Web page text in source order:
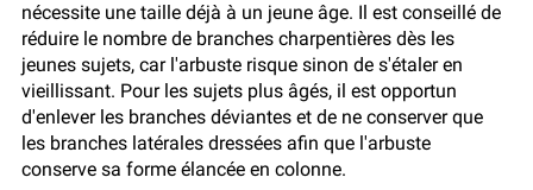
nécessite une taille déjà à un jeune âge. Il est conseillé de
réduire le nombre de branches charpentières dès les
jeunes sujets, car l'arbuste risque sinon de s'étaler en
vieillissant. Pour les sujets plus âgés, il est opportun
d'enlever les branches déviantes et de ne conserver que
les branches latérales dressées afin que l'arbuste
conserve sa forme élancée en colonne.